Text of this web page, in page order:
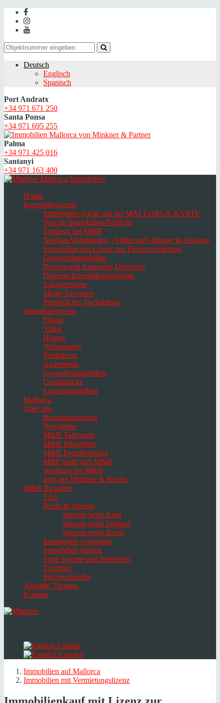
Deutsch
Englisch
Spanisch
Port Andratx
+34 971 671 250
Santa Ponsa
+34 971 695 255
Palma
+34 971 425 016
Santanyi
+34 971 163 400
Home
Immobiliensuche
Immobilien-Suche auf der MALLORCA-KARTE
Neu im Immobilien-Portfolio
Exklusiv bei M&B
Neubau-Wohnungen, -Villen und -Häuser in Anlagen
Immobilien mit Lizenz zur Ferienvermietung
Gewerbeimmobilien
Region-und Kategorie-Übersicht
Diskrete Immobilienangebote
Langzeitmiete
Meine Favoriten
Persönlicher Suchauftrag
Immobilientypen
Fincas
Villen
Häuser
Wohnungen
Penthäuser
Apartments
Gewerbeimmobilien
Grundstücke
Luxusimmobilien
Mallorca
Über uns
Beratungszentren
Newsletter
M&B Talkrunde
M&B Pfingstfest
M&B Eventkalender
M&P heißt jetzt M&B
Werbung bei M&B
Jobs bei Minkner & Bonitz
M&B Ratgeber
FAQ
Recht & Steuern
Steuern beim Kauf
Steuern beim Verkauf
Steuern beim Besitz
Immobilien verkaufen
Immobilien kaufen
Erste Schritte und Behörden
Experten
Stichwortsuche
Aktuelle Themen
Kontakt
English
Español
Immobilien auf Mallorca
Immobilien mit Vermietungslizenz